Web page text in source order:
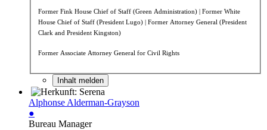
Former Fink House Chief of Staff (Green Administration) | Former White
House Chief of Staff (President Lugo) | Former Attorney General (President
Clark and President Kingston)
Former Associate Attorney General for Civil Rights
Inhalt melden
Alphonse Alderman-Grayson
●
Bureau Manager